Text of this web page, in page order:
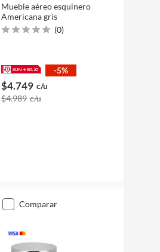
Mueble aéreo esquinero
Americana gris
(0)
-5%
$4.749 c/u
$4.989 c/u
comparar